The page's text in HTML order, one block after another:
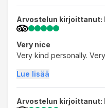
Arvostelun kirjoittanut:
Very nice
Very kind personally.
Lue lisää
Arvostelun kirjoittanut: